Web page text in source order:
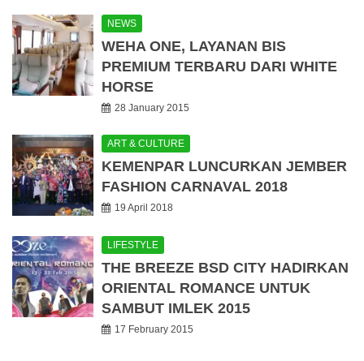
NEWS
WEHA ONE, LAYANAN BIS
PREMIUM TERBARU DARI WHITE
HORSE
28 January 2015
ART & CULTURE
KEMENPAR LUNCURKAN JEMBER
FASHION CARNAVAL 2018
19 April 2018
LIFESTYLE
THE BREEZE BSD CITY HADIRKAN
ORIENTAL ROMANCE UNTUK
SAMBUT IMLEK 2015
17 February 2015